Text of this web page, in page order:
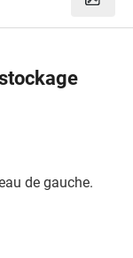
de gauche.